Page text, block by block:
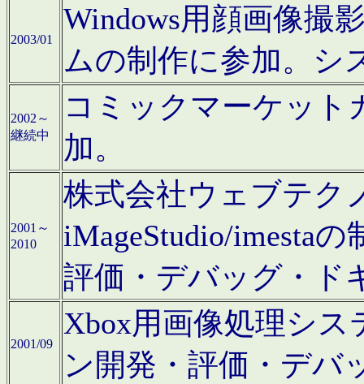
2003/01
Windows用顔画像撮
ムの制作に参加。シ
2002～
継続中
コミックマーケット
加。
2001～
2010
株式会社ウェブテク
iMageStudio/imesta
評価・デバッグ・ド
2001/09
Xbox用画像処理シ
ン開発・評価・デバ